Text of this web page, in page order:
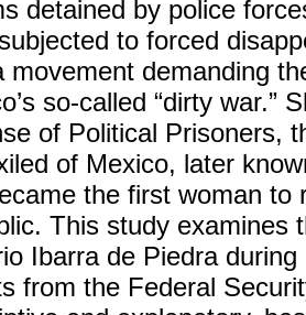
detained by police
to forced
movement demanding
so-called “dirty war.”
of Political Prisoners,
of Mexico, later
the first woman to
This study examines
Ibarra de Piedra
from the Federal